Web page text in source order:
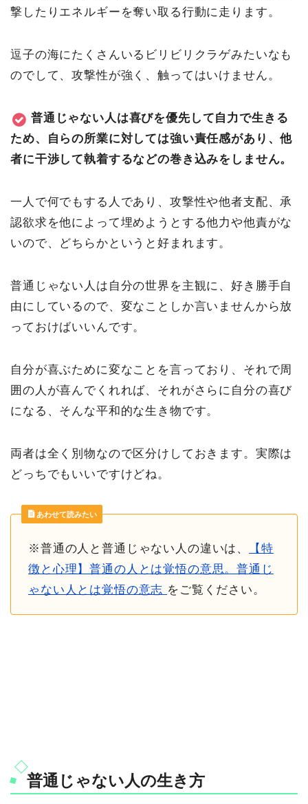
撃したりエネルギーを奪い取る行動に走ります。
逗子の海にたくさんいるビリビリクラゲみたいなも
のでして、攻撃性が強く、触ってはいけません。
普通じゃない人は喜びを優先して自力で生きる
ため、自らの所業に対しては強い責任感があり、他
者に干渉して執着するなどの巻き込みをしません。
一人で何でもする人であり、攻撃性や他者支配、承
認欲求を他によって埋めようとする他力や他責がな
いので、どちらかというと好まれます。
普通じゃない人は自分の世界を主観に、好き勝手自
由にしているので、変なことしか言いませんから放
っておけばいいんです。
自分が喜ぶために変なことを言っており、それで周
囲の人が喜んでくれれば、それがさらに自分の喜び
になる、そんな平和的な生き物です。
両者は全く別物なので区分けしておきます。実際は
どっちでもいいですけどね。
あわせて読みたい
※普通の人と普通じゃない人の違いは、
【特
徴と心理】普通の人とは覚悟の意思。普通じ
ゃない人とは覚悟の意志 をご覧ください。
普通じゃない人の生き方